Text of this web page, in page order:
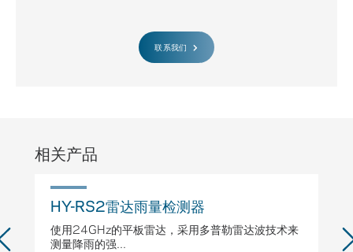
联系我们
相关产品
HY-RS2雷达雨量检测器
使用24GHz的平板雷达，采用多普勒雷达波技术来
测量降雨的强...